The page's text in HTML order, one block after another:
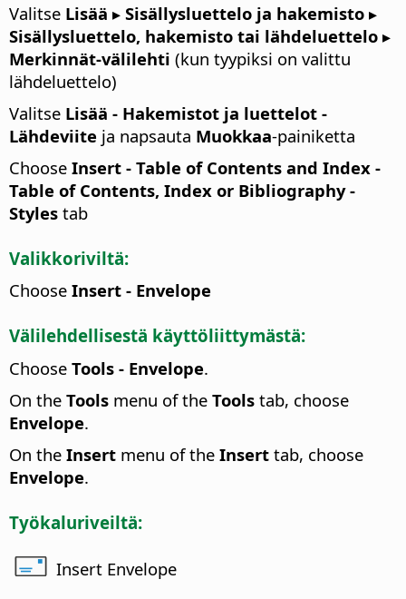
Valitse Lisää ▸ Sisällysluettelo ja hakemisto ▸
Sisällysluettelo, hakemisto tai lähdeluettelo ▸
Merkinnät-välilehti (kun tyypiksi on valittu
lähdeluettelo)
Valitse Lisää - Hakemistot ja luettelot -
Lähdeviite ja napsauta Muokkaa-painiketta
Choose Insert - Table of Contents and Index -
Table of Contents, Index or Bibliography -
Styles tab
Valikkoriviltä:
Choose Insert - Envelope
Välilehdellisestä käyttöliittymästä:
Choose Tools - Envelope.
On the Tools menu of the Tools tab, choose
Envelope.
On the Insert menu of the Insert tab, choose
Envelope.
Työkaluriveiltä:
Insert Envelope